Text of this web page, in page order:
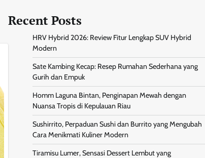
Recent Posts
HRV Hybrid 2026: Review Fitur Lengkap SUV Hybrid
Modern
Sate Kambing Kecap: Resep Rumahan Sederhana yang
Gurih dan Empuk
Homm Laguna Bintan, Penginapan Mewah dengan
Nuansa Tropis di Kepulauan Riau
Sushirrito, Perpaduan Sushi dan Burrito yang Mengubah
Cara Menikmati Kuliner Modern
Tiramisu Lumer, Sensasi Dessert Lembut yang